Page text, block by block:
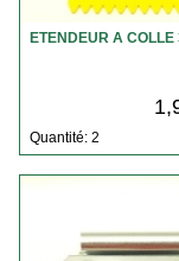
ETENDEUR A
Quantité: 2